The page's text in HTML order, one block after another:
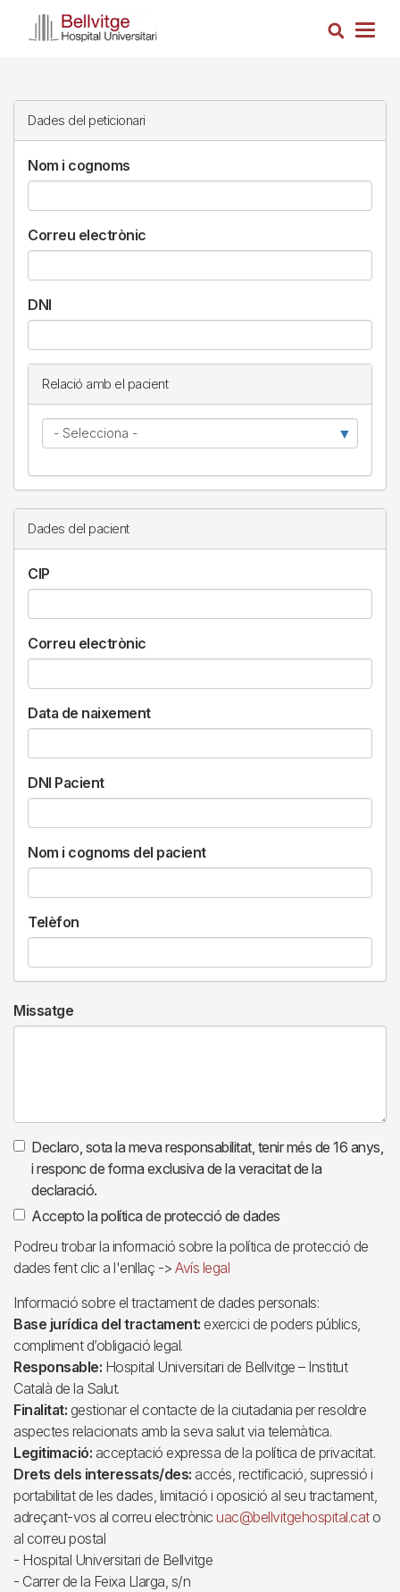
Cerca
Dades del peticionari
Nom i cognoms
Correu electrònic
DNI
Relació amb el pacient
Relació
amb
el
pacient
Dades del pacient
CIP
Correu electrònic
Data de naixement
DNI Pacient
Nom i cognoms del pacient
Telèfon
Missatge
Declaro, sota la meva responsabilitat, tenir més de 16 anys,
i responc de forma exclusiva de la veracitat de la
declaració.
Accepto la política de protecció de dades
Podreu trobar la informació sobre la política de protecció de
dades fent clic a l'enllaç -> Avís legal
Informació sobre el tractament de dades personals:
Base jurídica del tractament: exercici de poders públics,
compliment d’obligació legal.
Responsable: Hospital Universitari de Bellvitge – Institut
Català de la Salut.
Finalitat: gestionar el contacte de la ciutadania per resoldre
aspectes relacionats amb la seva salut via telemàtica.
Legitimació: acceptació expressa de la política de privacitat.
Drets dels interessats/des: accés, rectificació, supressió i
portabilitat de les dades, limitació i oposició al seu tractament,
adreçant-vos al correu electrònic uac@bellvitgehospital.cato
al correu postal
- Hospital Universitari de Bellvitge
- Carrer de la Feixa Llarga, s/n